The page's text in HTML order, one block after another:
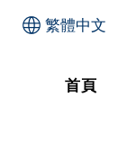
繁體中文
首頁